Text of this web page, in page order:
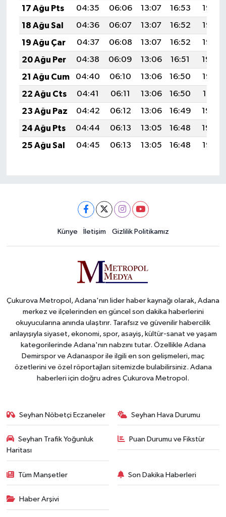
17 Ağu Pts
04:35 06:06 13:07 16:53
19:58
18 Ağu Sal
04:36 06:07 13:07 16:52
19:57
19 Ağu Çar
04:37 06:08 13:07 16:52
19:55
20 Ağu Per
04:38 06:09 13:06 16:51
19:54
21 Ağu Cum
04:40 06:10 13:06 16:50
19:52
22 Ağu Cts
04:41 06:11 13:06 16:50
19:51
23 Ağu Paz
04:42 06:12 13:06 16:49
19:50
24 Ağu Pts
04:44 06:13 13:05 16:48
19:48
25 Ağu Sal
04:45 06:13 13:05 16:48 19:47
Künye İletişim Gizlilik Politikamız
Çukurova Metropol, Adana'nın lider haber kaynağı olarak, Adana
merkez ve ilçelerinden en güncel son dakika haberlerini
okuyucularına anında ulaştırır. Tarafsız ve güvenilir habercilik
anlayışıyla siyaset, ekonomi, spor, asayiş, kültür-sanat ve yaşam
kategorilerinde Adana'nın nabzını tutar. Özellikle Adana
Demirspor ve Adanaspor ile ilgili en son gelişmeleri, maç
özetlerini ve özel röportajları sitemizde bulabilirsiniz. Adana
haberleri için doğru adres Çukurova Metropol.
Seyhan Nöbetçi Eczaneler Seyhan Hava Durumu
Seyhan Trafik Yoğunluk
Haritası
Puan Durumu ve Fikstür
Tüm Manşetler Son Dakika Haberleri
Haber Arşivi